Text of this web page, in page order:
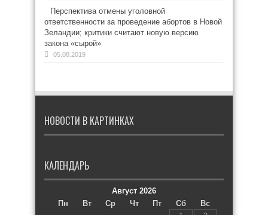
Перспектива отмены уголовной
ответственности за проведение абортов в Новой
Зеландии; критики считают новую версию
закона «сырой»
05.08.2019
НОВОСТИ В КАРТИНКАХ
КАЛЕНДАРЬ
Август 2026
Пн
Вт Ср Чт Пт Сб
Вс